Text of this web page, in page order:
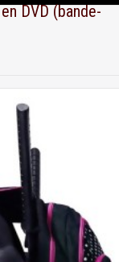
DVD (bande-